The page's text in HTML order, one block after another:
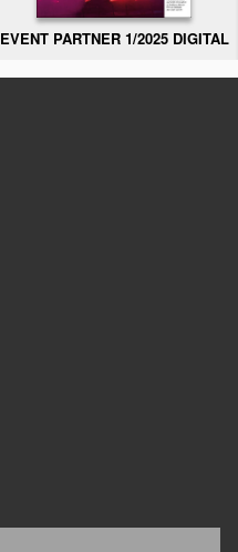
EVENT PARTNER 1/2025 DIGITAL